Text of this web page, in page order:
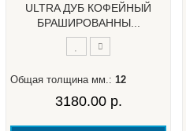
ULTRA ДУБ КОФЕЙНЫЙ
БРАШИРОВАННЫ...
Общая толщина мм.: 12
3180.00 р.